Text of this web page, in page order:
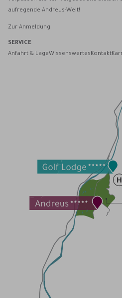
aufregende Andreus-Welt!
Zur Anmeldung
SERVICE
Anfahrt & LageWissenswertesKontakt